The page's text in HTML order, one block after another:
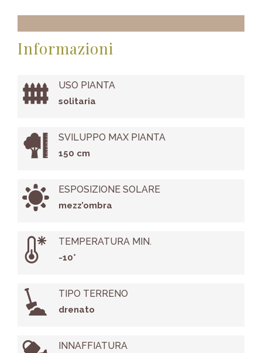
Informazioni
USO PIANTA
solitaria
SVILUPPO MAX PIANTA
150 cm
ESPOSIZIONE SOLARE
mezz’ombra
TEMPERATURA MIN.
-10°
TIPO TERRENO
drenato
INNAFFIATURA